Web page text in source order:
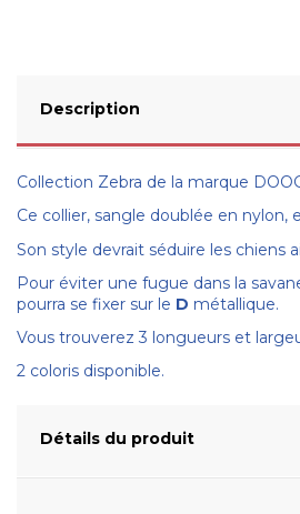
Description
Collection Zebra de la marque
Ce collier, sangle doublée en nylon,
Son style devrait séduire les chiens
Pour éviter une fugue dans la
pourra se fixer sur le D métallique.
Vous trouverez 3 longueurs et
2 coloris disponible.
Détails du produit